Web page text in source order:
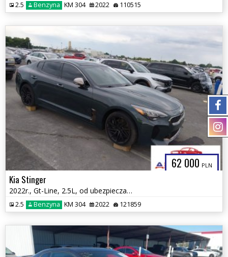
2.5 Benzyna KM 304 2022 110515
62 000 PLN
Kia Stinger
2022r., Gt-Line, 2.5L, od ubezpieczalni
2.5 Benzyna KM 304 2022 121859